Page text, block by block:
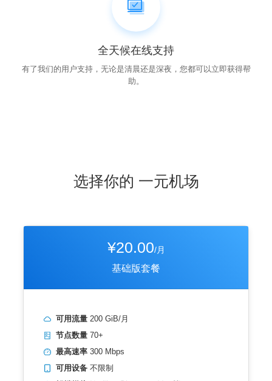
全天候在线支持
有了我们的用户支持，无论是清晨还是深夜，您都可以立即获得帮
助。
选择你的 一元机场
¥20.00/月
基础版套餐
可用流量200 GiB/月
节点数量70+
最高速率300 Mbps
可用设备不限制